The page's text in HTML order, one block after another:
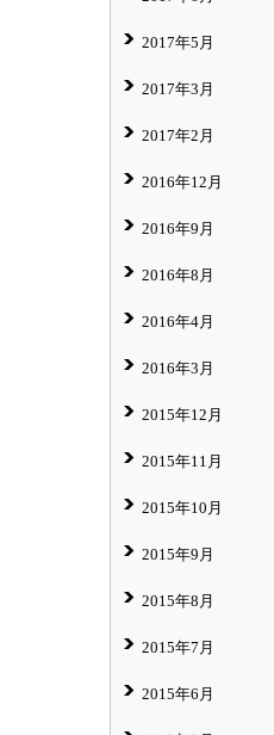
2017年5月
2017年3月
2017年2月
2016年12月
2016年9月
2016年8月
2016年4月
2016年3月
2015年12月
2015年11月
2015年10月
2015年9月
2015年8月
2015年7月
2015年6月